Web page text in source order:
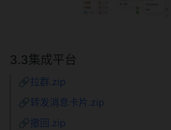
3.3集成平台
🔗 拉群.zip
🔗 转发消息卡片.zip
🔗 撤回.zip